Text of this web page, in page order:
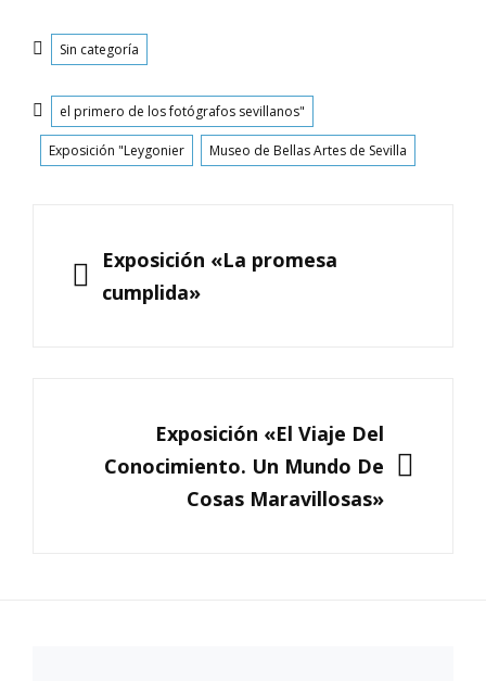
Categorías
Sin categoría
Etiquetas
el primero de los fotógrafos sevillanos"
Exposición "Leygonier Museo de Bellas Artes de Sevilla
entradas
ANTERIOR
Exposición «La promesa
cumplida»
SIGUIENTEExposición «El Viaje Del
Conocimiento. Un Mundo De
Cosas Maravillosas»